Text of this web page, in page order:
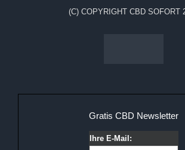
(C) COPYRIGHT CBD SOFORT
Gratis CBD Newsletter
Ihre E-Mail: